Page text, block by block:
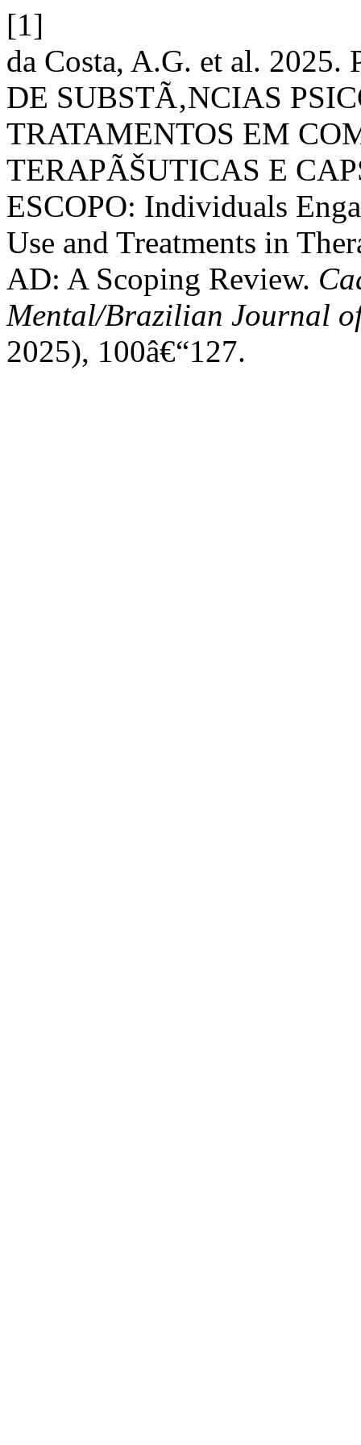
[1]
da Costa, A.G. et al.
DE SUBSTÃ‚NCIAS
TRATAMENTOS EM
TERAPÃŠUTICAS E
ESCOPO: Individuals
Use and Treatments in
AD: A Scoping Review.
Mental/Brazilian Journal
2025), 100â€“127.